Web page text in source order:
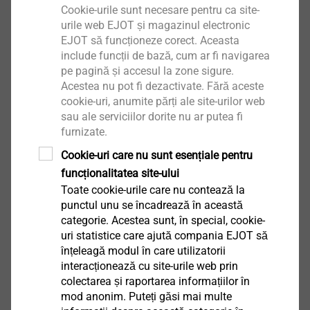
HTV RU 40 W
HTE 82/40
Vizualizare produs
HTK-2G-M/TKE înmagazinat
Cookie-urile sunt necesare pentru ca site-
urile web EJOT și magazinul electronic
EJOT să funcționeze corect. Aceasta
include funcții de bază, cum ar fi navigarea
pe pagină și accesul la zone sigure.
Acestea nu pot fi dezactivate. Fără aceste
cookie-uri, anumite părți ale site-urilor web
sau ale serviciilor dorite nu ar putea fi
furnizate.
Cookie-uri care nu sunt esențiale pentru
funcționalitatea site-ului
Toate cookie-urile care nu contează la
punctul unu se încadrează în această
categorie. Acestea sunt, în special, cookie-
uri statistice care ajută compania EJOT să
înțeleagă modul în care utilizatorii
interacționează cu site-urile web prin
colectarea și raportarea informațiilor în
mod anonim. Puteți găsi mai multe